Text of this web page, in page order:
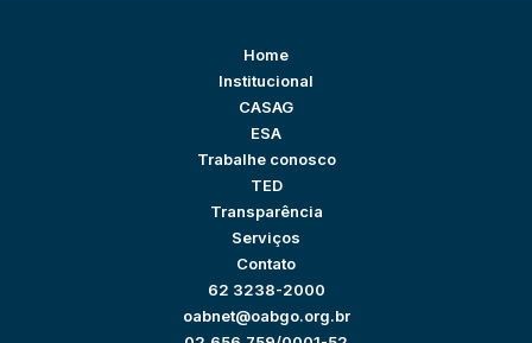
Home
Institucional
CASAG
ESA
Trabalhe conosco
TED
Transparência
Serviços
Contato
62 3238-2000
oabnet@oabgo.org.br